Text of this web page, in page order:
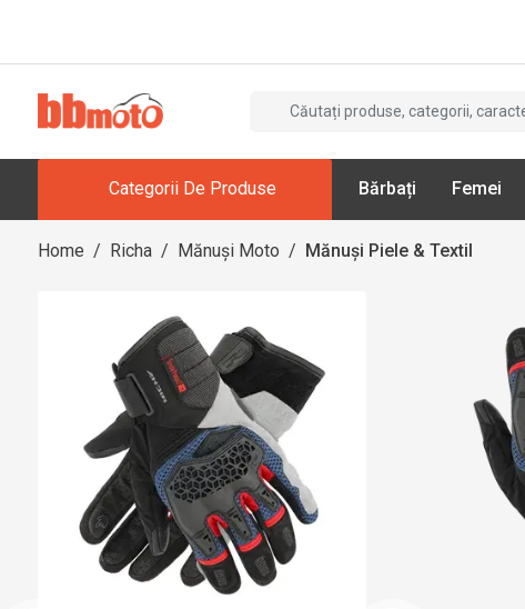
Categorii De Produse Bărbați Femei
Home / Richa / Mănuși Moto / Mănuși Piele & Textil